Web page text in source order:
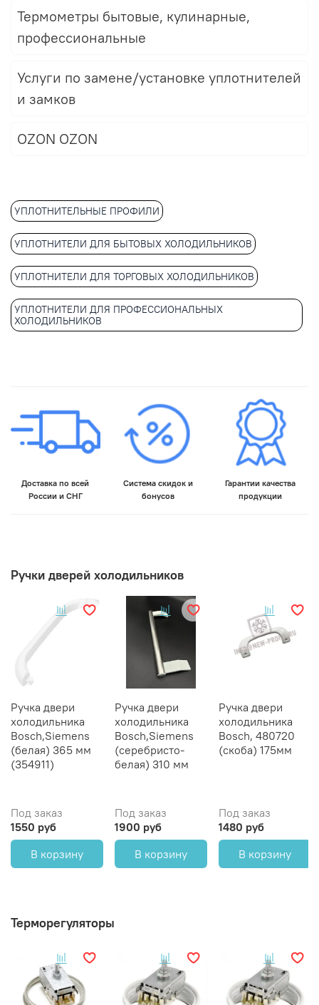
Термометры бытовые, кулинарные,
профессиональные
Услуги по замене/установке уплотнителей
и замков
OZON OZON
УПЛОТНИТЕЛЬНЫЕ ПРОФИЛИ
УПЛОТНИТЕЛИ ДЛЯ БЫТОВЫХ ХОЛОДИЛЬНИКОВ
УПЛОТНИТЕЛИ ДЛЯ ТОРГОВЫХ ХОЛОДИЛЬНИКОВ
УПЛОТНИТЕЛИ ДЛЯ ПРОФЕССИОНАЛЬНЫХ
ХОЛОДИЛЬНИКОВ
Доставка по всей
России и СНГ
Система скидок и
бонусов
Гарантии качества
продукции
Ручки дверей холодильников
Ручка двери
холодильника
Bosch,Siemens
(белая) 365 мм
(354911)
Под заказ
1550 руб
В корзину
Ручка двери
холодильника
Bosch,Siemens
(серебристо-
белая) 310 мм
Под заказ
1900 руб
В корзину
Ручка двери
холодильника
Bosch, 480720
(скоба) 175мм
Под заказ
1480 руб
В корзину
Терморегуляторы